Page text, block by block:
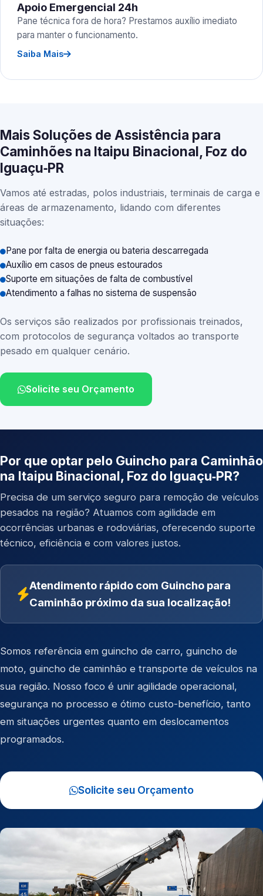
Apoio Emergencial 24h
Pane técnica fora de hora? Prestamos auxílio imediato
para manter o funcionamento.
Saiba Mais
Mais Soluções de Assistência para
Caminhões na Itaipu Binacional, Foz do
Iguaçu‑PR
Vamos até estradas, polos industriais, terminais de carga e
áreas de armazenamento, lidando com diferentes
situações:
Pane por falta de energia ou bateria descarregada
Auxílio em casos de pneus estourados
Suporte em situações de falta de combustível
Atendimento a falhas no sistema de suspensão
Os serviços são realizados por profissionais treinados,
com protocolos de segurança voltados ao transporte
pesado em qualquer cenário.
Solicite seu Orçamento
Por que optar pelo Guincho para Caminhão
na Itaipu Binacional, Foz do Iguaçu‑PR?
Precisa de um serviço seguro para remoção de veículos
pesados na região? Atuamos com agilidade em
ocorrências urbanas e rodoviárias, oferecendo suporte
técnico, eficiência e com valores justos.
Atendimento rápido com Guincho para
Caminhão próximo da sua localização!
Somos referência em guincho de carro, guincho de
moto, guincho de caminhão e transporte de veículos na
sua região. Nosso foco é unir agilidade operacional,
segurança no processo e ótimo custo-benefício, tanto
em situações urgentes quanto em deslocamentos
programados.
Solicite seu Orçamento